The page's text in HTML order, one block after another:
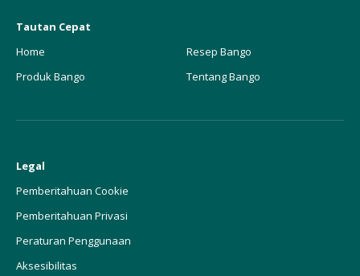
Tautan Cepat
Home
Produk Bango
Resep Bango
Tentang Bango
Legal
Pemberitahuan Cookie
Pemberitahuan Privasi
Peraturan Penggunaan
Aksesibilitas